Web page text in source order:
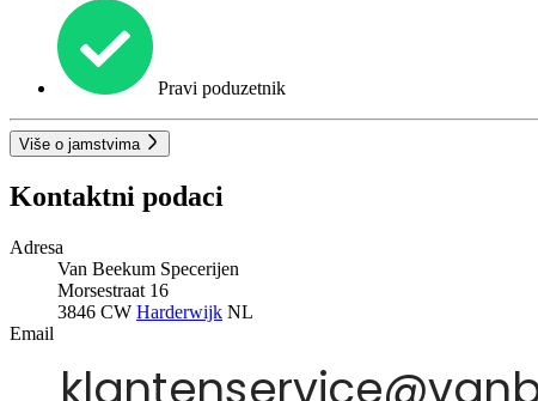
Pravi poduzetnik
Više o jamstvima
Kontaktni podaci
Adresa
Van Beekum Specerijen
Morsestraat 16
3846 CW Harderwijk NL
Email